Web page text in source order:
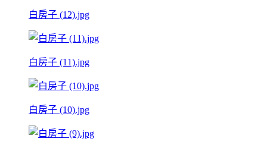
白房子 (12).jpg
白房子 (11).jpg
白房子 (10).jpg